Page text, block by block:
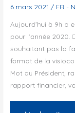
départ
de
Noisiel
et
en
Corse
6 mars 2021 / FR -
Aujourd’hui à 9h a
pour l’année 2020.
souhaitant pas la
format de la
Mot du Président,
rapport financier,